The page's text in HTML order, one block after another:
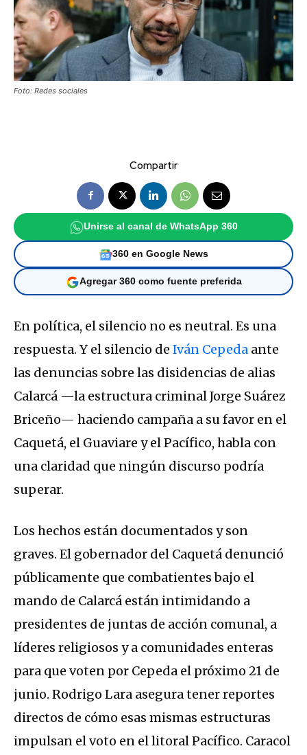
Foto: Redes sociales
Compartir
Unirse al canal de WhatsApp 360
360 en Google News
Agregar 360 como fuente preferida
En política, el silencio no es neutral. Es una
respuesta. Y el silencio de Iván Cepeda ante
las denuncias sobre las disidencias de alias
Calarcá —la estructura criminal Jorge Suárez
Briceño— haciendo campaña a su favor en el
Caquetá, el Guaviare y el Pacífico, habla con
una claridad que ningún discurso podría
superar.
Los hechos están documentados y son
graves. El gobernador del Caquetá denunció
públicamente que combatientes bajo el
mando de Calarcá están intimidando a
presidentes de juntas de acción comunal, a
líderes religiosos y a comunidades enteras
para que voten por Cepeda el próximo 21 de
junio. Rodrigo Lara asegura tener reportes
directos de cómo esas mismas estructuras
impulsan el voto en el litoral Pacífico. Caracol